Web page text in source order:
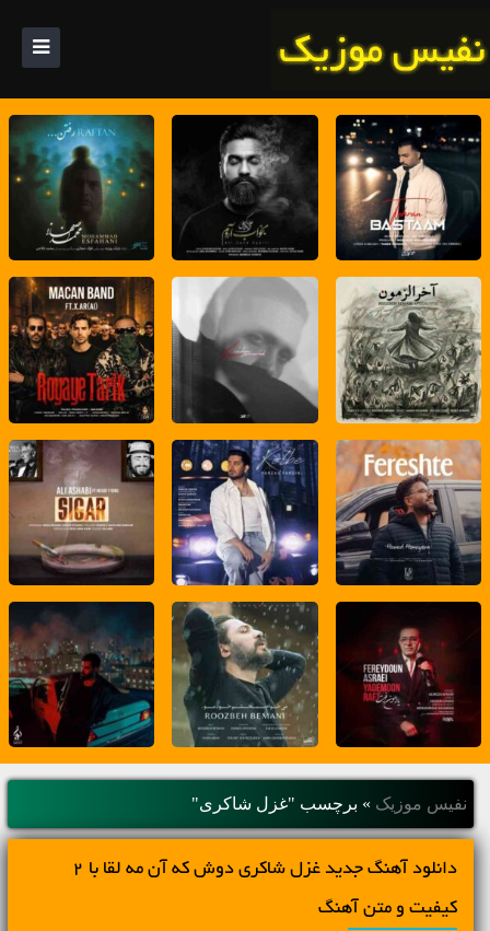
نفیس موزیک » برچسب "غزل شاکری"
دانلود آهنگ جديد غزل شاکری دوش که آن مه لقا با 2
کیفیت و متن آهنگ